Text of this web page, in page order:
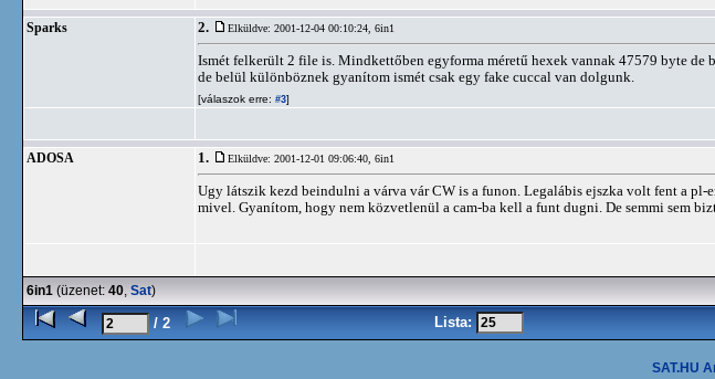
Sparks 2. Elküldve: 2001-12-04 00:10:24, 6in1
Ismét felkerült 2 file is. Mindkettőben egyforma méretű hexek vannak 47579 byte de
de belül különböznek gyanítom ismét csak egy fake cuccal van dolgunk.
[válaszok erre: #3]
ADOSA 1. Elküldve: 2001-12-01 09:06:40, 6in1
Ugy látszik kezd beindulni a várva vár CW is a funon. Legalábis ejszka volt fent a
mivel. Gyanítom, hogy nem közvetlenül a cam-ba kell a funt dugni. De semmi sem
6in1 (üzenet: 40, Sat)
/ 2 Lista:
SAT.HU